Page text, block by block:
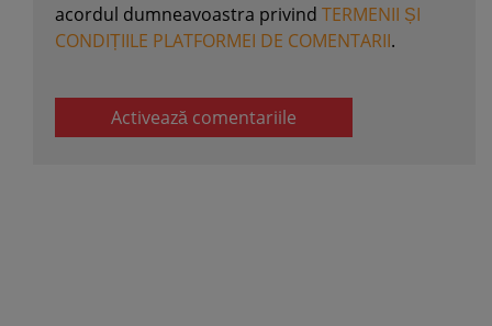
acordul dumneavoastra privind TERMENII ȘI
CONDIȚIILE PLATFORMEI DE COMENTARII.
Activează comentariile